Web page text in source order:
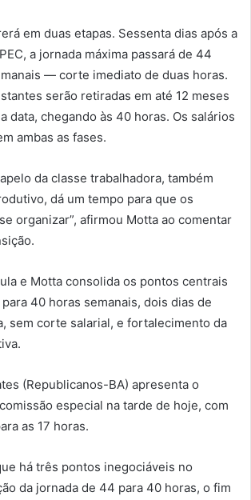
em duas etapas. Sessenta dias após a
a jornada máxima passará de 44
— corte imediato de duas horas.
serão retiradas em até 12 meses
data, chegando às 40 horas. Os salários
ambas as fases.
da classe trabalhadora, também
dá um tempo para que os
organizar”, afirmou Motta ao comentar
e Motta consolida os pontos centrais
40 horas semanais, dois dias de
sem corte salarial, e fortalecimento da
(Republicanos-BA) apresenta o
especial na tarde de hoje, com
as 17 horas.
há três pontos inegociáveis no
da jornada de 44 para 40 horas, o fim